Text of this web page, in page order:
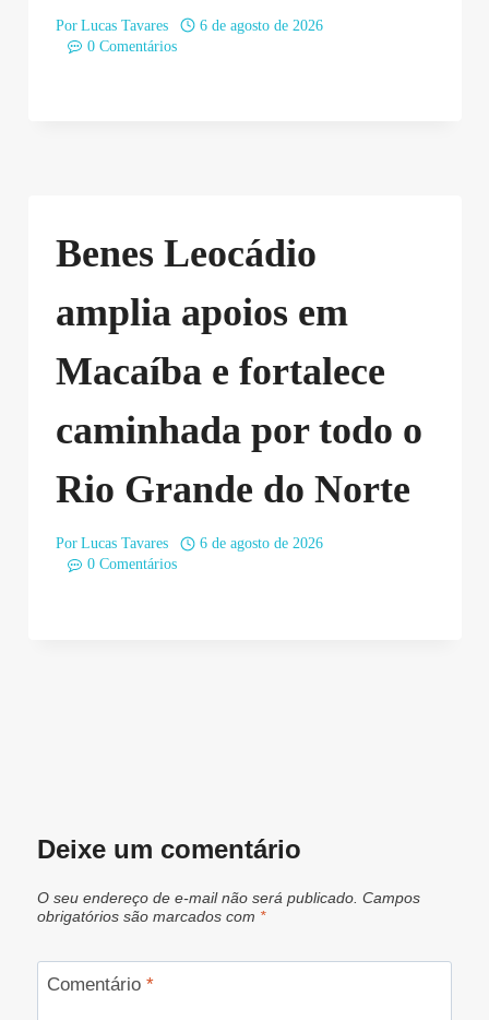
Por Lucas Tavares
6 de agosto de 2026
0 Comentários
Benes Leocádio
amplia apoios em
Macaíba e fortalece
caminhada por todo o
Rio Grande do Norte
Por Lucas Tavares
6 de agosto de 2026
0 Comentários
Deixe um comentário
O seu endereço de e-mail não será publicado. Campos
obrigatórios são marcados com *
Comentário *